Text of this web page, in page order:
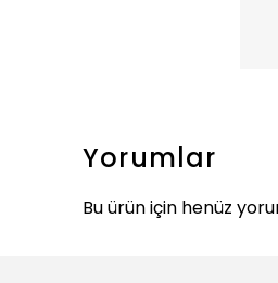
Yorumlar
Bu ürün için henüz